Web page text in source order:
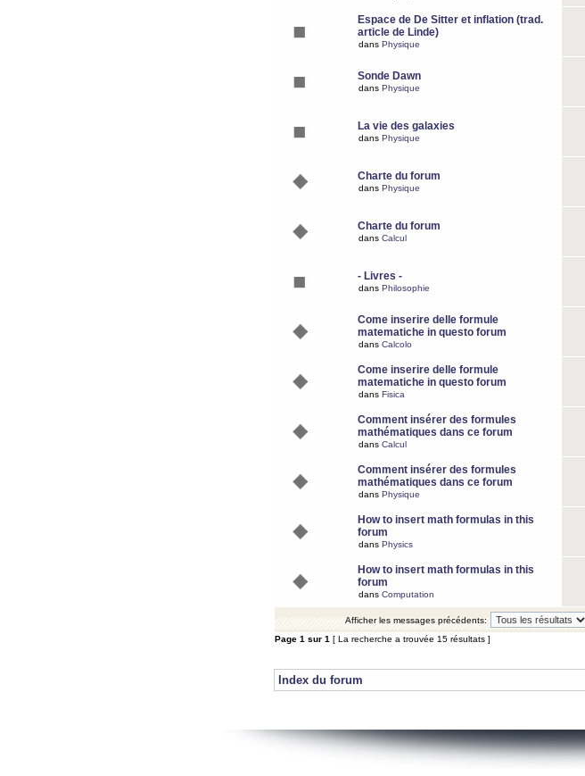
Espace de De Sitter et inflation (trad.
article de Linde)
dans Physique
Sonde Dawn
dans Physique
La vie des galaxies
dans Physique
Charte du forum
dans Physique
Charte du forum
dans Calcul
- Livres -
dans Philosophie
Come inserire delle formule
matematiche in questo forum
dans Calcolo
Come inserire delle formule
matematiche in questo forum
dans Fisica
Comment insérer des formules
mathématiques dans ce forum
dans Calcul
Comment insérer des formules
mathématiques dans ce forum
dans Physique
How to insert math formulas in this
forum
dans Physics
How to insert math formulas in this
forum
dans Computation
Afficher les messages précédents:
Page 1 sur 1 [ La recherche a trouvée 15 résultats ]
Index du forum